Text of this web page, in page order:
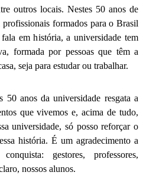
outros locais. Nestes 50 anos de
formados para o Brasil
em história, a universidade tem
formada por pessoas que têm a
seja para estudar ou trabalhar.
50 anos da universidade resgata a
que vivemos e, acima de tudo,
universidade, só posso reforçar o
história. É um agradecimento a
gestores, professores,
nossos alunos.